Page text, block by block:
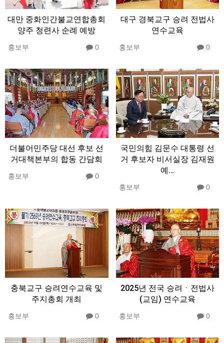
대만 중화인간불교연합총회
양주 청련사 순례 예방
홍보부 0
대구 경북교구 승려 전법사
연수교육
홍보부 0
더불어민주당 대선 후보 선
거대책본부의 합동 간담회
홍보부 0
국민의힘 김문수 대통령 선
거 후보자 비서실장 김재원
예…
홍보부 0
충북교구 승려연수교육 및
주지총회 개최
홍보부 0
2025년 전국 승려ㆍ전법사
(교임) 연수교육
홍보부 0